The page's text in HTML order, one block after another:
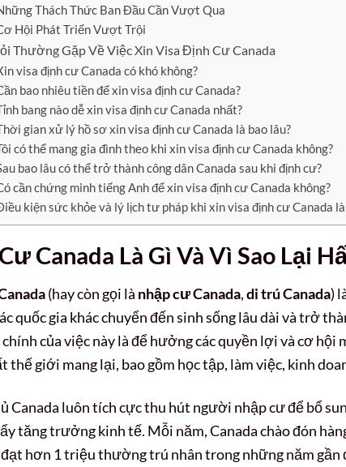
Thách Thức Ban Đầu Cần Vượt Qua
Hội Phát Triển Vượt Trội
Thường Gặp Về Việc Xin Visa Định Cư Canada
visa định cư Canada có khó không?
bao nhiêu tiền để xin visa định cư Canada?
bang nào dễ xin visa định cư Canada nhất?
gian xử lý hồ sơ xin visa định cư Canada là bao lâu?
có thể mang gia đình theo khi xin visa định cư Canada không?
bao lâu có thể trở thành công dân Canada sau khi định cư?
cần chứng minh tiếng Anh để xin visa định cư Canada không?
kiện sức khỏe và lý lịch tư pháp khi xin visa định cư Canada là
Canada Là Gì Và Vì Sao Lại
(hay còn gọi là nhập cư Canada,di trú Canada)
quốc gia khác chuyển đến sinh sống lâu dài và trở
của việc này là để hưởng các quyền lợi và cơ hội
thế giới mang lại, bao gồm học tập, làm việc, kinh
Canada luôn tích cực thu hút người nhập cư để bổ
tăng trưởng kinh tế. Mỗi năm, Canada chào đón
hơn 1 triệu thường trú nhân trong những năm gần